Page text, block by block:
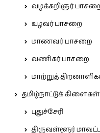
வழக்கறிஞர்
உழவர் பாசறை
மாணவர் பாசறை
வணிகர் பாசறை
மாற்றுத்
தமிழ்நாட்டுக் கிளைகள்
புதுச்சேரி
திருவள்ளூர்